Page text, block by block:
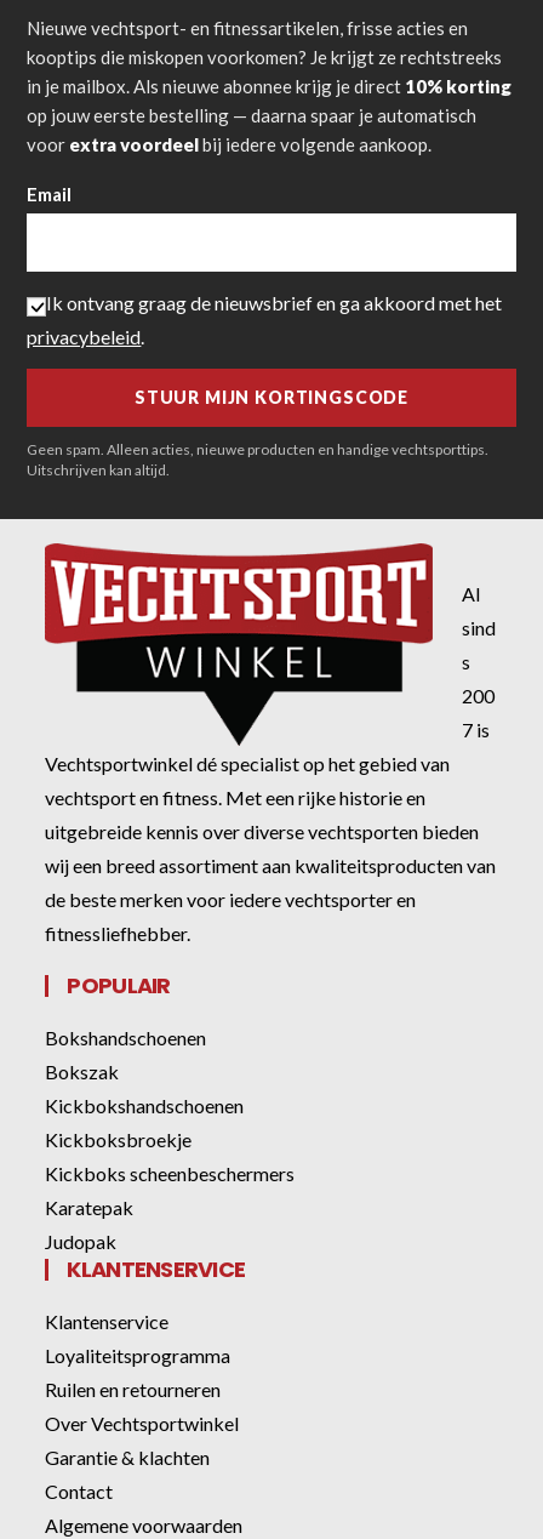
Nieuwe vechtsport- en fitnessartikelen, frisse acties en
kooptips die miskopen voorkomen? Je krijgt ze rechtstreeks
in je mailbox. Als nieuwe abonnee krijg je direct 10% korting
op jouw eerste bestelling — daarna spaar je automatisch
voor extra voordeelbij iedere volgende aankoop.
Email
Ik ontvang graag de nieuwsbrief en ga akkoord met het
privacybeleid.
Geen spam. Alleen acties, nieuwe producten en handige vechtsporttips.
Uitschrijven kan altijd.
Al
sind
s
200
7 is
Vechtsportwinkel dé specialist op het gebied van
vechtsport en fitness. Met een rijke historie en
uitgebreide kennis over diverse vechtsporten bieden
wij een breed assortiment aan kwaliteitsproducten van
de beste merken voor iedere vechtsporter en
fitnessliefhebber.
POPULAIR
Bokshandschoenen
Bokszak
Kickbokshandschoenen
Kickboksbroekje
Kickboks scheenbeschermers
Karatepak
Judopak
KLANTENSERVICE
Klantenservice
Loyaliteitsprogramma
Ruilen en retourneren
Over Vechtsportwinkel
Garantie & klachten
Contact
Algemene voorwaarden